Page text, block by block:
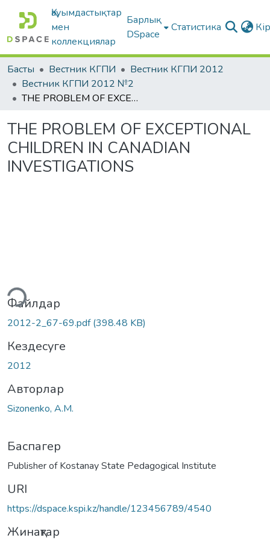
Қауымдастықтар
мен
коллекциялар
Барлық
DSpace
Статистика
Басты Вестник КГПИ
Вестник КГПИ 2012
Вестник КГПИ 2012 №2
THE PROBLEM OF EXCEPTIONAL CHILDREN IN CANADIAN INVESTIGATIONS
THE PROBLEM OF EXCEPTIONAL
CHILDREN IN CANADIAN
INVESTIGATIONS
Файлдар
2012-2_67-69.pdf(398.48 KB)
Кездесуге
2012
Авторлар
Sizonenko, A.M.
Баспагер
Publisher of Kostanay State Pedagogical Institute
URI
https://dspace.kspi.kz/handle/123456789/4540
Жинақтар